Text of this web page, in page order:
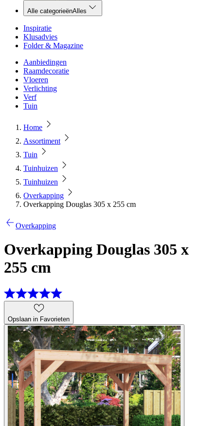
Alle categorieënAlles
Inspiratie
Klusadvies
Folder & Magazine
Aanbiedingen
Raamdecoratie
Vloeren
Verlichting
Verf
Tuin
Home
Assortiment
Tuin
Tuinhuizen
Tuinhuizen
Overkapping
Overkapping Douglas 305 x 255 cm
Overkapping
Overkapping Douglas 305 x
255 cm
Opslaan in Favorieten